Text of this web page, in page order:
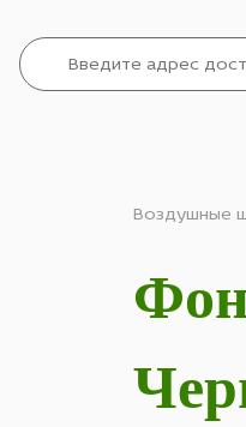
Воздушные